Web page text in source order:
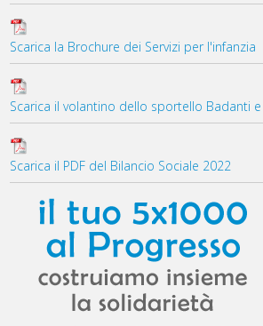
Scarica la Brochure dei Servizi per l'infanzia
Scarica il volantino dello sportello Badanti
Scarica il PDF del Bilancio Sociale 2022